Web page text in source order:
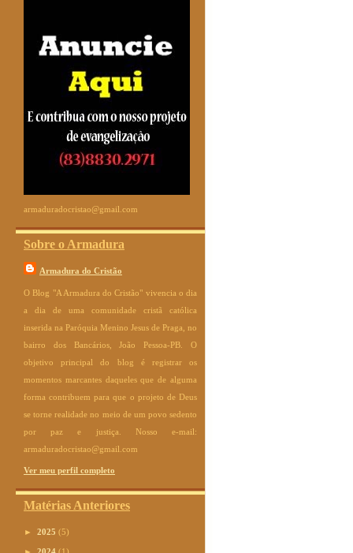
armaduradocristao@gmail.com
Sobre o Armadura
Armadura do Cristão
O Blog "A Armadura do Cristão" vivencia o dia
a dia de uma comunidade cristã católica
inserida na Paróquia Menino Jesus de Praga, no
bairro dos Bancários, João Pessoa-PB. O
objetivo principal do blog é registrar os
momentos marcantes daqueles que de alguma
forma contribuem para que o projeto de Deus
se torne realidade no meio de um povo sedento
por paz e justiça. Nosso e-mail:
armaduradocristao@gmail.com
Ver meu perfil completo
Matérias Anteriores
► 2025 (5)